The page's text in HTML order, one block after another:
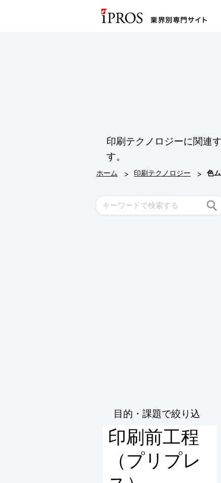
印刷テクノロジーに関連
す。
ホーム > 印刷テクノロジー > 色
目的・課題で絞り込
む
印刷前工程
（プリプレ